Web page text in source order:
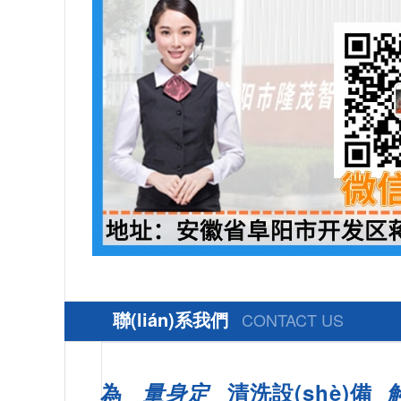
聯(lián)系我們 CONTACT US
為 量身定 清洗設(shè)備